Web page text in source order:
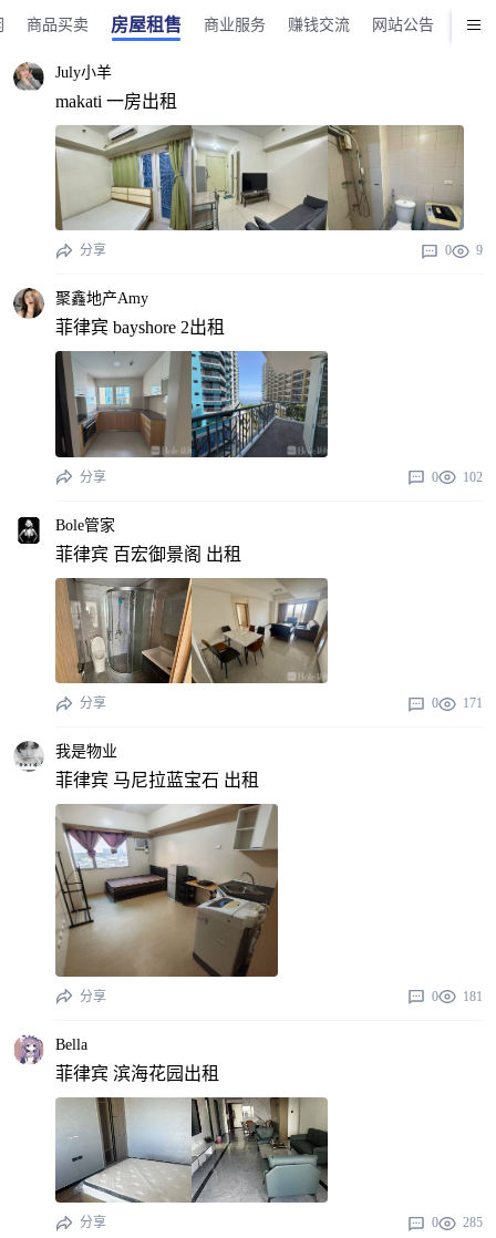
商品买卖 房屋租售 商业服务 赚钱交流 网站公告 版务
July小羊
makati 一房出租
分享 0 9
聚鑫地产Amy
菲律宾 bayshore 2出租
分享 0 102
Bole管家
菲律宾 百宏御景阁 出租
分享 0 171
我是物业
菲律宾 马尼拉蓝宝石 出租
分享 0 181
Bella
菲律宾 滨海花园出租
分享 0 285